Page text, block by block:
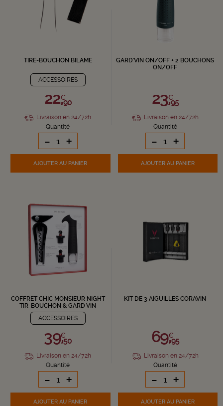
TIRE-BOUCHON BILAME
ACCESSOIRES
22,€
90
Livraison en 24/72h
Quantité
- +
AJOUTERAU PANIER
GARD'VIN ON/OFF + 2 BOUCHONS
ON/OFF
23,€
95
Livraison en 24/72h
Quantité
- +
AJOUTER AU PANIER
COFFRET CHIC MONSIEUR NIGHT
TIR-BOUCHON & GARD'VIN
ACCESSOIRES
39,€
50
Livraison en 24/72h
Quantité
- +
AJOUTERAU PANIER
KIT DE 3 AIGUILLES CORAVIN
69,€
95
Livraison en 24/72h
Quantité
- +
AJOUTER AU PANIER